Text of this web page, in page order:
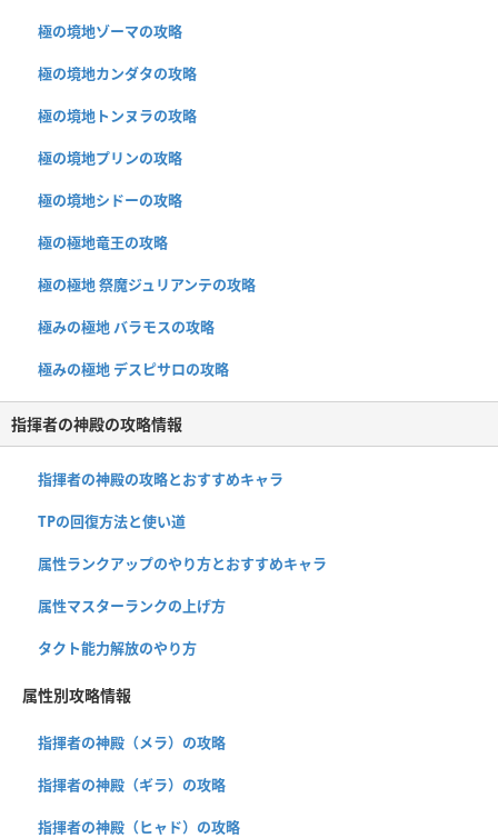
極の境地ゾーマの攻略
極の境地カンダタの攻略
極の境地トンヌラの攻略
極の境地プリンの攻略
極の境地シドーの攻略
極の極地竜王の攻略
極の極地 祭魔ジュリアンテの攻略
極みの極地 バラモスの攻略
極みの極地 デスピサロの攻略
指揮者の神殿の攻略情報
指揮者の神殿の攻略とおすすめキャラ
TPの回復方法と使い道
属性ランクアップのやり方とおすすめキャラ
属性マスターランクの上げ方
タクト能力解放のやり方
属性別攻略情報
指揮者の神殿（メラ）の攻略
指揮者の神殿（ギラ）の攻略
指揮者の神殿（ヒャド）の攻略